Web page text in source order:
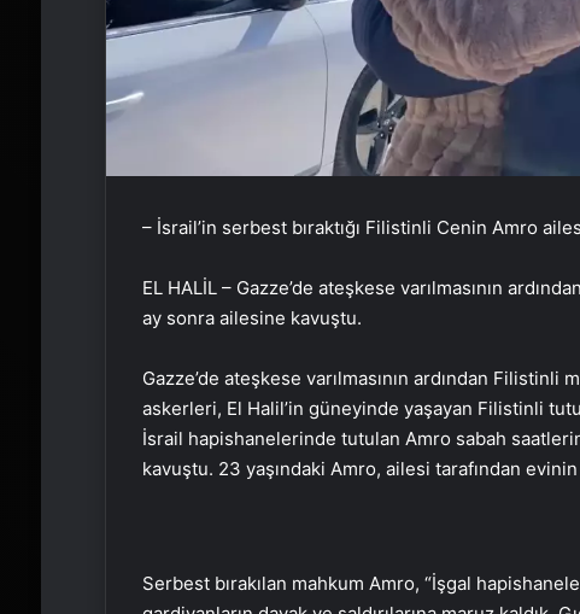
– İsrail’in serbest bıraktığı Filistinli Cenin Amro
EL HALİL – Gazze’de ateşkese varılmasının
ay sonra ailesine kavuştu.
Gazze’de ateşkese varılmasının ardından Filistinli
askerleri, El Halil’in güneyinde yaşayan Filistinli
İsrail hapishanelerinde tutulan Amro sabah
kavuştu. 23 yaşındaki Amro, ailesi tarafından
Serbest bırakılan mahkum Amro, “İşgal